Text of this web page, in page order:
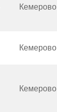
Кемерово
Кемерово
Кемерово